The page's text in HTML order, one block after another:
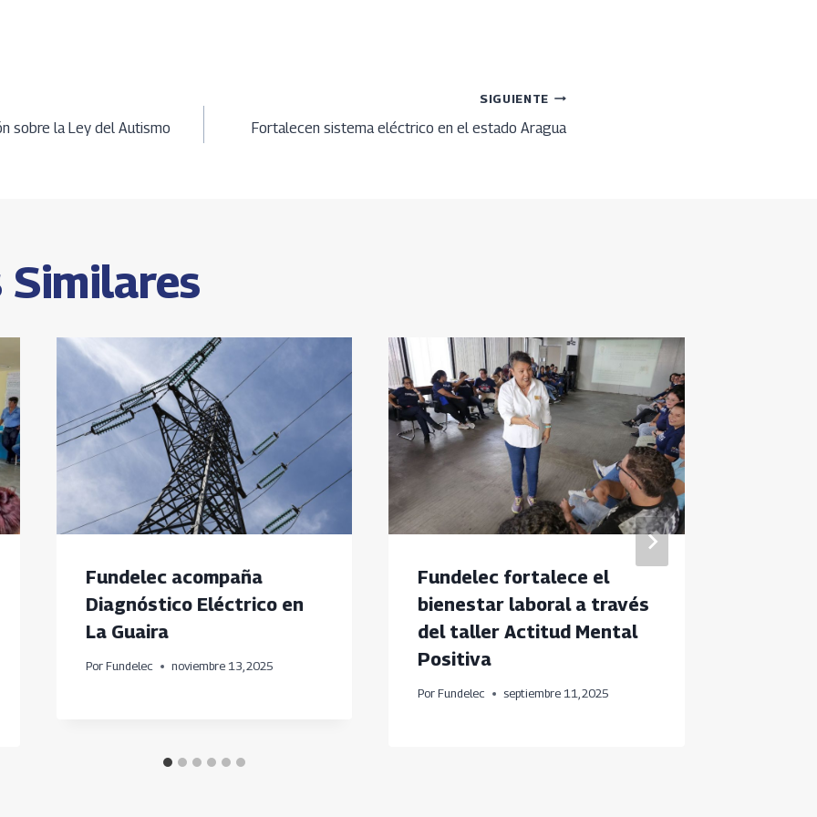
k
sobre la Ley del Autismo
SIGUIENTE
Fortalecen sistema eléctrico en el estado Aragua
Similares
Fundelec acompaña
Diagnóstico Eléctrico en
La Guaira
Por Fundelec noviembre 13, 2025
Fundelec fortalece el
bienestar laboral a través
del taller Actitud Mental
Positiva
Por Fundelec septiembre 11, 2025